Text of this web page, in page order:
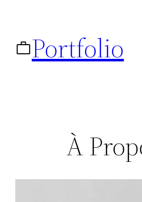
Portfolio
À